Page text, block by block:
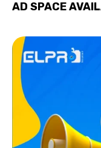
AD SPACE